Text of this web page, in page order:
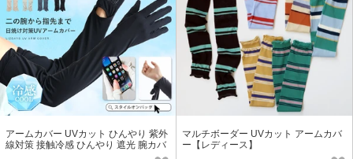
アームカバー UVカット ひんやり 紫外
線対策 接触冷感 ひんやり 遮光 腕カバ
マルチボーダー UVカット アームカバ
ー【レディース】